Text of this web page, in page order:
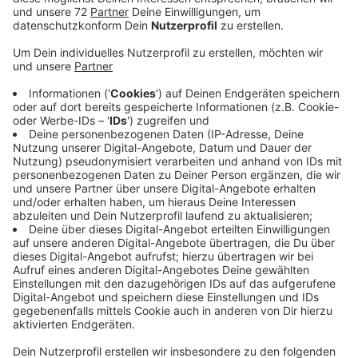
Anzeige
Auf einer Bürgerversammlung will sie heute mit Ihnen
über Ideen aus einer Online-Umfrage diskutieren. Ein
Vorschlag sind grüne Inseln mit Büschen, Bäumen und
Kräuterbeeten. Außerdem sollte sich die Sicherheit für
Fahrradfahrer und Fußgänger vorrangig, aber auch für
Autofahrer verbessern. Im Bereich der Holtwicker
Straße soll auf Tempo 30, im Bereich der Kirche
Schrittgeschwindigkeit gelten. Positiver Nebeneffekt
wäre weniger Lärm. Dazu würde auch ein spezieller
Fahrbahnbelag, sogenannter Flüsterasphalt verhelfen.
Ein großes Problem sind weiterhin die Lastwagen, die
durch Osterwick brettern. Obwohl das eigentlich gar
nicht mehr erlaubt ist. Mehr Kontrollen müssten her
und vielleiht wäre es ja möglich, die Straße zu